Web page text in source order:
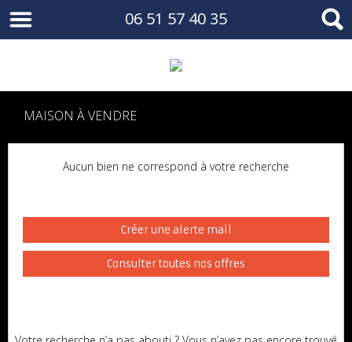
06 51 57 40 35
MAISON À VENDRE
Aucun bien ne correspond à votre recherche
Créer une alerte mail
Consulter toutes nos offres